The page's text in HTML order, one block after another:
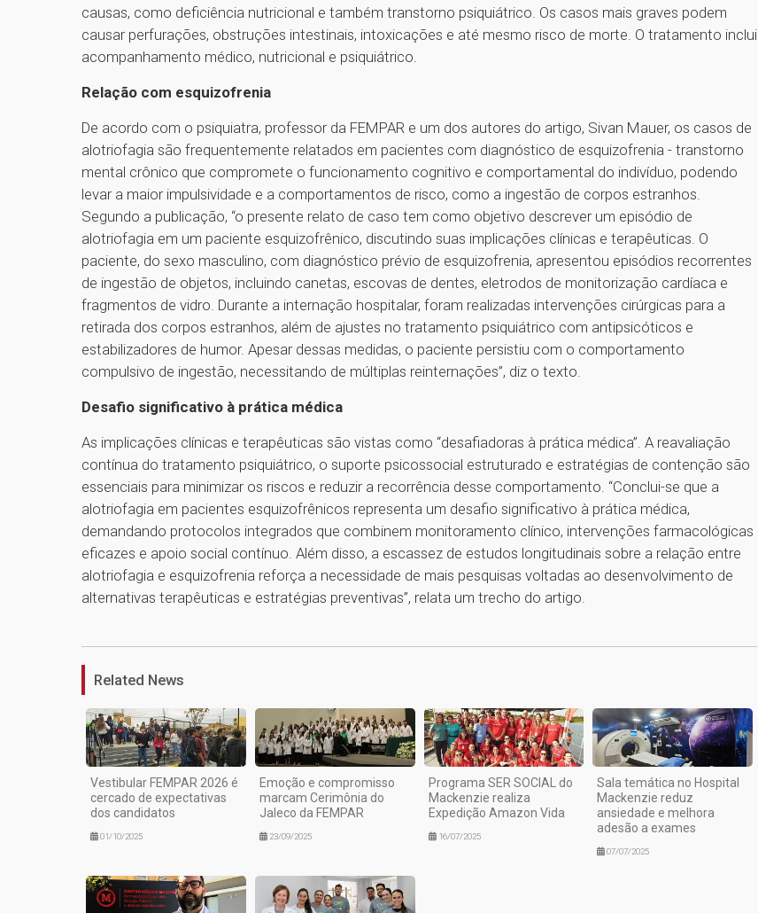
causas, como deficiência nutricional e também transtorno psiquiátrico. Os casos mais graves podem
causar perfurações, obstruções intestinais, intoxicações e até mesmo risco de morte. O tratamento inclui
acompanhamento médico, nutricional e psiquiátrico.
Relação com esquizofrenia
De acordo com o psiquiatra, professor da FEMPAR e um dos autores do artigo, Sivan Mauer, os casos de
alotriofagia são frequentemente relatados em pacientes com diagnóstico de esquizofrenia - transtorno
mental crônico que compromete o funcionamento cognitivo e comportamental do indivíduo, podendo
levar a maior impulsividade e a comportamentos de risco, como a ingestão de corpos estranhos.
Segundo a publicação, “o presente relato de caso tem como objetivo descrever um episódio de
alotriofagia em um paciente esquizofrênico, discutindo suas implicações clínicas e terapêuticas. O
paciente, do sexo masculino, com diagnóstico prévio de esquizofrenia, apresentou episódios recorrentes
de ingestão de objetos, incluindo canetas, escovas de dentes, eletrodos de monitorização cardíaca e
fragmentos de vidro. Durante a internação hospitalar, foram realizadas intervenções cirúrgicas para a
retirada dos corpos estranhos, além de ajustes no tratamento psiquiátrico com antipsicóticos e
estabilizadores de humor. Apesar dessas medidas, o paciente persistiu com o comportamento
compulsivo de ingestão, necessitando de múltiplas reinternações”, diz o texto.
Desafio significativo à prática médica
As implicações clínicas e terapêuticas são vistas como “desafiadoras à prática médica”. A reavaliação
contínua do tratamento psiquiátrico, o suporte psicossocial estruturado e estratégias de contenção são
essenciais para minimizar os riscos e reduzir a recorrência desse comportamento. “Conclui-se que a
alotriofagia em pacientes esquizofrênicos representa um desafio significativo à prática médica,
demandando protocolos integrados que combinem monitoramento clínico, intervenções farmacológicas
eficazes e apoio social contínuo. Além disso, a escassez de estudos longitudinais sobre a relação entre
alotriofagia e esquizofrenia reforça a necessidade de mais pesquisas voltadas ao desenvolvimento de
alternativas terapêuticas e estratégias preventivas”, relata um trecho do artigo.
1
Related News
Vestibular FEMPAR 2026 é
cercado de expectativas
dos candidatos
01/10/2025
Emoção e compromisso
marcam Cerimônia do
Jaleco da FEMPAR
23/09/2025
Programa SER SOCIAL do
Mackenzie realiza
Expedição Amazon Vida
16/07/2025
Sala temática no Hospital
Mackenzie reduz
ansiedade e melhora
adesão a exames
07/07/2025